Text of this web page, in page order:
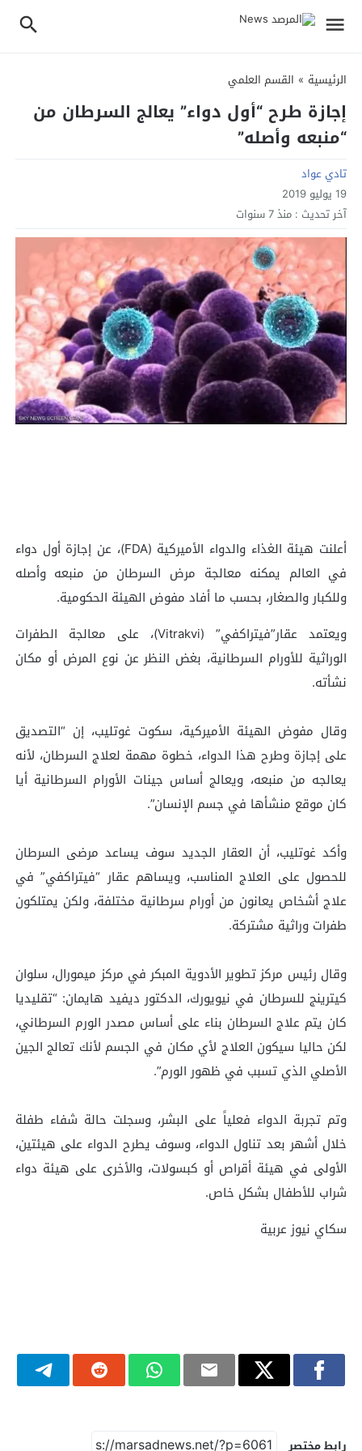
الرئيسية » القسم العلمي
إجازة طرح “أول دواء” يعالج السرطان من
“منبعه وأصله”
تادي عواد
19 يوليو 2019
آخر تحديث : منذ 7 سنوات
أعلنت هيئة الغذاء والدواء الأميركية (FDA)، عن إجازة أول دواء
في العالم يمكنه معالجة مرض السرطان من منبعه وأصله
وللكبار والصغار، بحسب ما أفاد مفوض الهيئة الحكومية.
ويعتمد عقار”فيتراكفي” (Vitrakvi)، على معالجة الطفرات
الوراثية للأورام السرطانية، بغض النظر عن نوع المرض أو مكان
نشأته.
وقال مفوض الهيئة الأميركية، سكوت غوتليب، إن “التصديق
على إجازة وطرح هذا الدواء، خطوة مهمة لعلاج السرطان، لأنه
يعالجه من منبعه، ويعالج أساس جينات الأورام السرطانية أيا
كان موقع منشأها في جسم الإنسان”.
وأكد غوتليب، أن العقار الجديد سوف يساعد مرضى السرطان
للحصول على العلاج المناسب، ويساهم عقار “فيتراكفي” في
علاج أشخاص يعانون من أورام سرطانية مختلفة، ولكن يمتلكون
طفرات وراثية مشتركة.
وقال رئيس مركز تطوير الأدوية المبكر في مركز ميمورال، سلوان
كيترينج للسرطان في نيويورك، الدكتور ديفيد هايمان: “تقليديا
كان يتم علاج السرطان بناء على أساس مصدر الورم السرطاني،
لكن حاليا سيكون العلاج لأي مكان في الجسم لأنك تعالج الجين
الأصلي الذي تسبب في ظهور الورم”.
وتم تجربة الدواء فعلياً على البشر، وسجلت حالة شفاء طفلة
خلال أشهر بعد تناول الدواء، وسوف يطرح الدواء على هيئتين،
الأولى في هيئة أقراص أو كبسولات، والأخرى على هيئة دواء
شراب للأطفال بشكل خاص.
سكاي نيوز عربية
رابط مختصر